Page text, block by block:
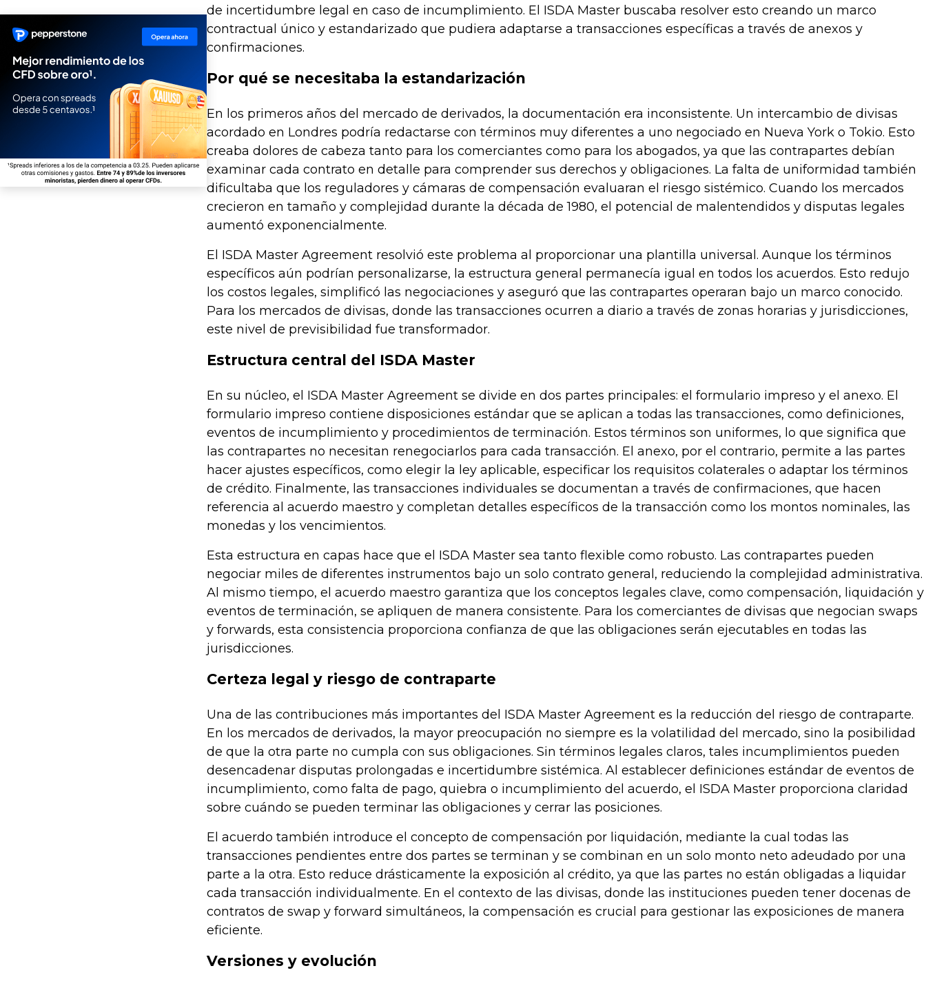
de incertidumbre legal en caso de incumplimiento. El ISDA Master buscaba resolver esto creando un marco
contractual único y estandarizado que pudiera adaptarse a transacciones específicas a través de anexos y
confirmaciones.
Por qué se necesitaba la estandarización
En los primeros años del mercado de derivados, la documentación era inconsistente. Un intercambio de divisas
acordado en Londres podría redactarse con términos muy diferentes a uno negociado en Nueva York o Tokio. Esto
creaba dolores de cabeza tanto para los comerciantes como para los abogados, ya que las contrapartes debían
examinar cada contrato en detalle para comprender sus derechos y obligaciones. La falta de uniformidad también
dificultaba que los reguladores y cámaras de compensación evaluaran el riesgo sistémico. Cuando los mercados
crecieron en tamaño y complejidad durante la década de 1980, el potencial de malentendidos y disputas legales
aumentó exponencialmente.
El ISDA Master Agreement resolvió este problema al proporcionar una plantilla universal. Aunque los términos
específicos aún podrían personalizarse, la estructura general permanecía igual en todos los acuerdos. Esto redujo
los costos legales, simplificó las negociaciones y aseguró que las contrapartes operaran bajo un marco conocido.
Para los mercados de divisas, donde las transacciones ocurren a diario a través de zonas horarias y jurisdicciones,
este nivel de previsibilidad fue transformador.
Estructura central del ISDA Master
En su núcleo, el ISDA Master Agreement se divide en dos partes principales: el formulario impreso y el anexo. El
formulario impreso contiene disposiciones estándar que se aplican a todas las transacciones, como definiciones,
eventos de incumplimiento y procedimientos de terminación. Estos términos son uniformes, lo que significa que
las contrapartes no necesitan renegociarlos para cada transacción. El anexo, por el contrario, permite a las partes
hacer ajustes específicos, como elegir la ley aplicable, especificar los requisitos colaterales o adaptar los términos
de crédito. Finalmente, las transacciones individuales se documentan a través de confirmaciones, que hacen
referencia al acuerdo maestro y completan detalles específicos de la transacción como los montos nominales, las
monedas y los vencimientos.
Esta estructura en capas hace que el ISDA Master sea tanto flexible como robusto. Las contrapartes pueden
negociar miles de diferentes instrumentos bajo un solo contrato general, reduciendo la complejidad administrativa.
Al mismo tiempo, el acuerdo maestro garantiza que los conceptos legales clave, como compensación, liquidación y
eventos de terminación, se apliquen de manera consistente. Para los comerciantes de divisas que negocian swaps
y forwards, esta consistencia proporciona confianza de que las obligaciones serán ejecutables en todas las
jurisdicciones.
Certeza legal y riesgo de contraparte
Una de las contribuciones más importantes del ISDA Master Agreement es la reducción del riesgo de contraparte.
En los mercados de derivados, la mayor preocupación no siempre es la volatilidad del mercado, sino la posibilidad
de que la otra parte no cumpla con sus obligaciones. Sin términos legales claros, tales incumplimientos pueden
desencadenar disputas prolongadas e incertidumbre sistémica. Al establecer definiciones estándar de eventos de
incumplimiento, como falta de pago, quiebra o incumplimiento del acuerdo, el ISDA Master proporciona claridad
sobre cuándo se pueden terminar las obligaciones y cerrar las posiciones.
El acuerdo también introduce el concepto de compensación por liquidación, mediante la cual todas las
transacciones pendientes entre dos partes se terminan y se combinan en un solo monto neto adeudado por una
parte a la otra. Esto reduce drásticamente la exposición al crédito, ya que las partes no están obligadas a liquidar
cada transacción individualmente. En el contexto de las divisas, donde las instituciones pueden tener docenas de
contratos de swap y forward simultáneos, la compensación es crucial para gestionar las exposiciones de manera
eficiente.
Versiones y evolución